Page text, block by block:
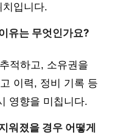
치입니다.
유는 무엇인가요?
적하고, 소유권을
이력, 정비 기록 등
영향을 미칩니다.
워졌을 경우 어떻게